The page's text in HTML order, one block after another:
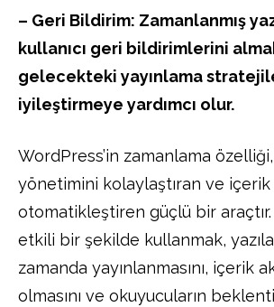
– Geri Bildirim: Zamanlanmış
kullanıcı geri bildirimlerini
gelecekteki yayınlama
iyileştirmeye yardımcı olur.
WordPress’in zamanlama
yönetimini kolaylaştıran ve içerik
otomatikleştiren güçlü bir
etkili bir şekilde kullanmak,
zamanda yayınlanmasını, içerik
olmasını ve okuyucuların